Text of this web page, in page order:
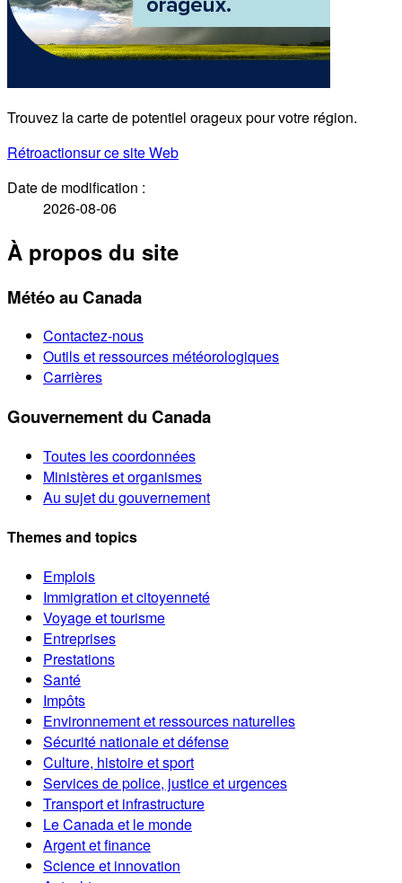
Trouvez la carte de potentiel orageux pour votre région.
Rétroactionsur ce site Web
Date de modification :
2026-08-06
À propos du site
Météo au Canada
Contactez-nous
Outils et ressources météorologiques
Carrières
Gouvernement du Canada
Toutes les coordonnées
Ministères et organismes
Au sujet du gouvernement
Themes and topics
Emplois
Immigration et citoyenneté
Voyage et tourisme
Entreprises
Prestations
Santé
Impôts
Environnement et ressources naturelles
Sécurité nationale et défense
Culture, histoire et sport
Services de police, justice et urgences
Transport et infrastructure
Le Canada et le monde
Argent et finance
Science et innovation